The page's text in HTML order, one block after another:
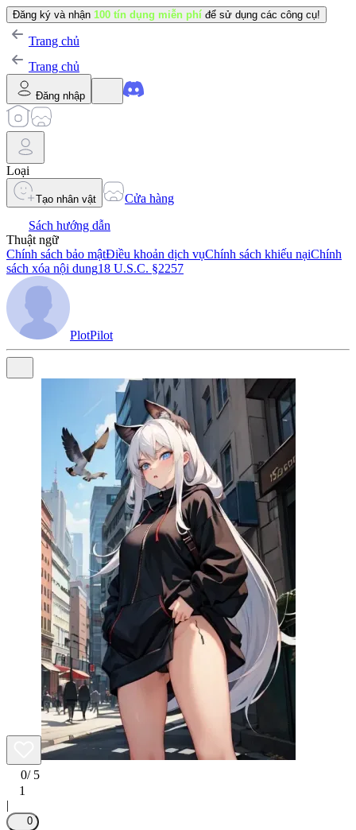
Đăng ký và nhận 100 tín dụng miễn phí để sử dụng các công cụ!
Trang chủ
Trang chủ
Đăng nhập
Loại
Tạo nhân vật
Cửa hàng
Sách hướng dẫn
Thuật ngữ
Chính sách bảo mậtĐiều khoản dịch vụChính sách khiếu nạiChính
sách xóa nội dung18 U.S.C. §2257
PlotPilot
0/ 5
1
|
0